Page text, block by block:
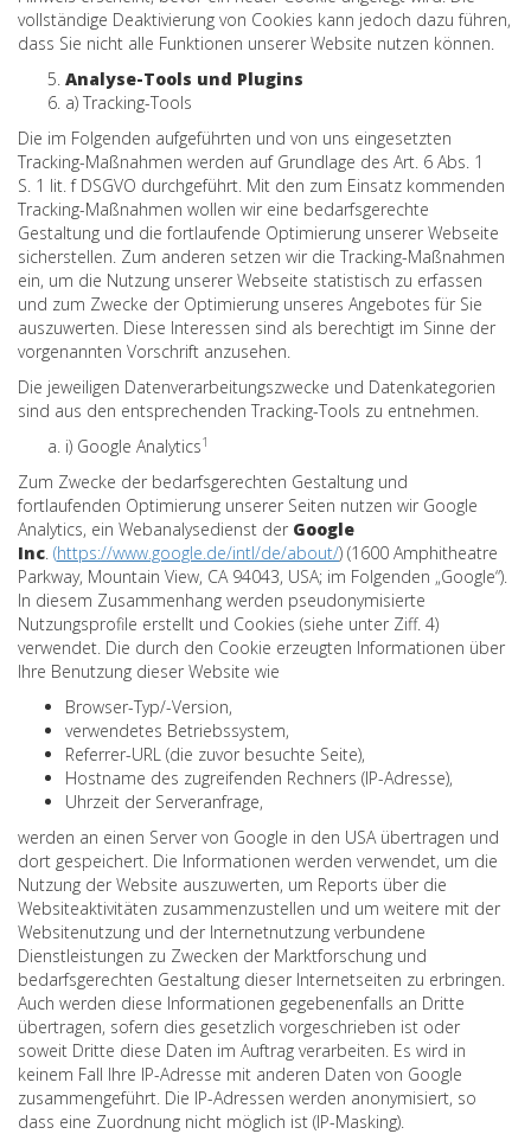
vollständige Deaktivierung von Cookies kann jedoch dazu führen,
dass Sie nicht alle Funktionen unserer Website nutzen können.
Analyse-Tools und Plugins
a) Tracking-Tools
Die im Folgenden aufgeführten und von uns eingesetzten
Tracking-Maßnahmen werden auf Grundlage des Art. 6 Abs. 1
S. 1 lit. f DSGVO durchgeführt. Mit den zum Einsatz kommenden
Tracking-Maßnahmen wollen wir eine bedarfsgerechte
Gestaltung und die fortlaufende Optimierung unserer Webseite
sicherstellen. Zum anderen setzen wir die Tracking-Maßnahmen
ein, um die Nutzung unserer Webseite statistisch zu erfassen
und zum Zwecke der Optimierung unseres Angebotes für Sie
auszuwerten. Diese Interessen sind als berechtigt im Sinne der
vorgenannten Vorschrift anzusehen.
Die jeweiligen Datenverarbeitungszwecke und Datenkategorien
sind aus den entsprechenden Tracking-Tools zu entnehmen.
i) Google Analytics1
Zum Zwecke der bedarfsgerechten Gestaltung und
fortlaufenden Optimierung unserer Seiten nutzen wir Google
Analytics, ein Webanalysedienst der Google
Inc. (https://www.google.de/intl/de/about/) (1600 Amphitheatre
Parkway, Mountain View, CA 94043, USA; im Folgenden „Google“).
In diesem Zusammenhang werden pseudonymisierte
Nutzungsprofile erstellt und Cookies (siehe unter Ziff. 4)
verwendet. Die durch den Cookie erzeugten Informationen über
Ihre Benutzung dieser Website wie
Browser-Typ/-Version,
verwendetes Betriebssystem,
Referrer-URL (die zuvor besuchte Seite),
Hostname des zugreifenden Rechners (IP-Adresse),
Uhrzeit der Serveranfrage,
werden an einen Server von Google in den USA übertragen und
dort gespeichert. Die Informationen werden verwendet, um die
Nutzung der Website auszuwerten, um Reports über die
Websiteaktivitäten zusammenzustellen und um weitere mit der
Websitenutzung und der Internetnutzung verbundene
Dienstleistungen zu Zwecken der Marktforschung und
bedarfsgerechten Gestaltung dieser Internetseiten zu erbringen.
Auch werden diese Informationen gegebenenfalls an Dritte
übertragen, sofern dies gesetzlich vorgeschrieben ist oder
soweit Dritte diese Daten im Auftrag verarbeiten. Es wird in
keinem Fall Ihre IP-Adresse mit anderen Daten von Google
zusammengeführt. Die IP-Adressen werden anonymisiert, so
dass eine Zuordnung nicht möglich ist (IP-Masking).